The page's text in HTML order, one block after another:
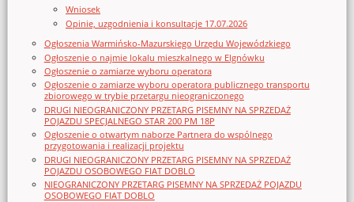
Wniosek
Opinie, uzgodnienia i konsultacje 17.07.2026
Ogłoszenia Warmińsko-Mazurskiego Urzędu Wojewódzkiego
Ogłoszenie o najmie lokalu mieszkalnego w Elgnówku
Ogłoszenie o zamiarze wyboru operatora
Ogłoszenie o zamiarze wyboru operatora publicznego transportu
zbiorowego w trybie przetargu nieograniczonego
DRUGI NIEOGRANICZONY PRZETARG PISEMNY NA SPRZEDAŻ
POJAZDU SPECJALNEGO STAR 200 PM 18P
Ogłoszenie o otwartym naborze Partnera do wspólnego
przygotowania i realizacji projektu
DRUGI NIEOGRANICZONY PRZETARG PISEMNY NA SPRZEDAŻ
POJAZDU OSOBOWEGO FIAT DOBLO
NIEOGRANICZONY PRZETARG PISEMNY NA SPRZEDAŻ POJAZDU
OSOBOWEGO FIAT DOBLO